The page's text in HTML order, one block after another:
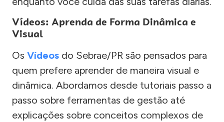
Vídeos: Aprenda de Forma Dinâmica e
Visual
Os Vídeos do Sebrae/PR são pensados para
quem prefere aprender de maneira visual e
dinâmica. Abordamos desde tutoriais passo a
passo sobre ferramentas de gestão até
explicações sobre conceitos complexos de